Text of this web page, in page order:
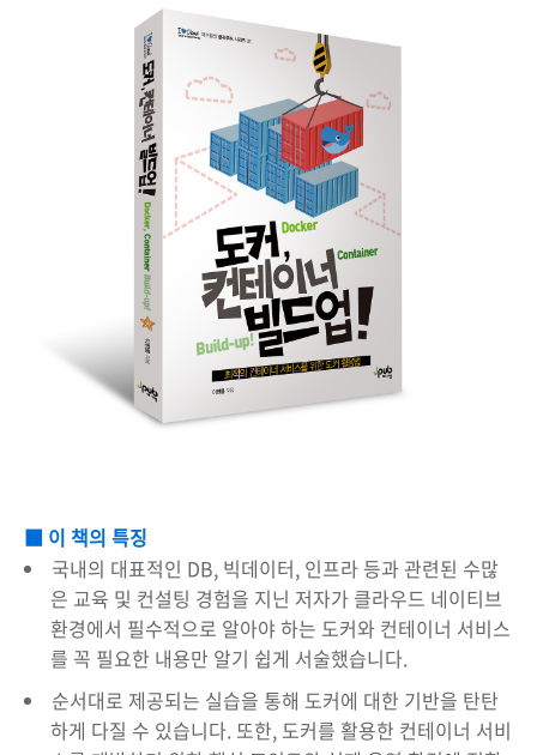
■ 이 책의 특징
국내의 대표적인 DB, 빅데이터, 인프라 등과 관련된 수많
은 교육 및 컨설팅 경험을 지닌 저자가 클라우드 네이티브
환경에서 필수적으로 알아야 하는 도커와 컨테이너 서비스
를 꼭 필요한 내용만 알기 쉽게 서술했습니다.
순서대로 제공되는 실습을 통해 도커에 대한 기반을 탄탄
하게 다질 수 있습니다. 또한, 도커를 활용한 컨테이너 서비